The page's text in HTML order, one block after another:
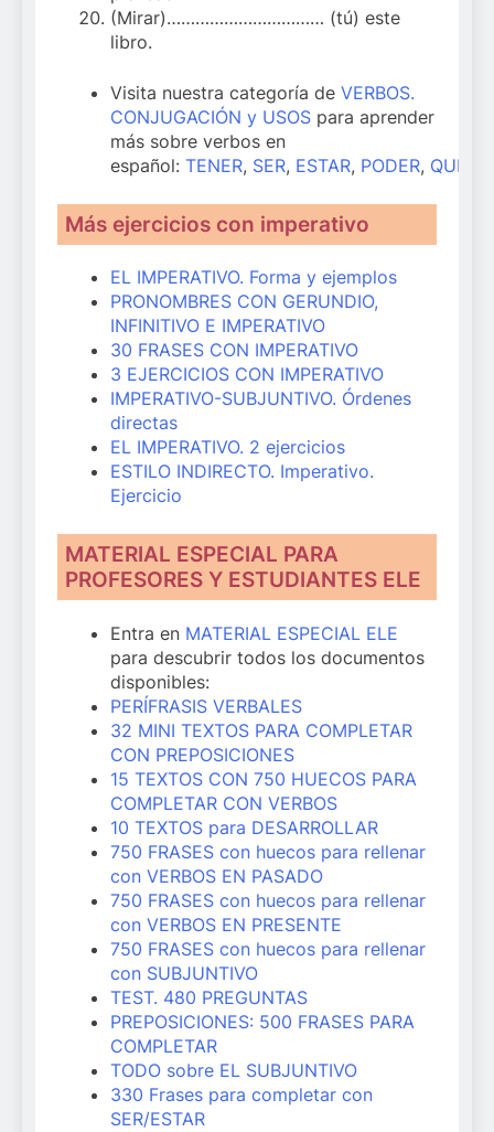
(Mirar)…………………………… (tú) este
libro.
Visita nuestra categoría de VERBOS.
CONJUGACIÓN y USOS para aprender
más sobre verbos en
español: TENER, SER, ESTAR, PODER,
Más ejercicios con imperativo
EL IMPERATIVO. Forma y ejemplos
PRONOMBRES CON GERUNDIO,
INFINITIVO E IMPERATIVO
30 FRASES CON IMPERATIVO
3 EJERCICIOS CON IMPERATIVO
IMPERATIVO-SUBJUNTIVO. Órdenes
directas
EL IMPERATIVO. 2 ejercicios
ESTILO INDIRECTO. Imperativo.
Ejercicio
MATERIAL ESPECIAL PARA
PROFESORES Y ESTUDIANTES ELE
Entra en MATERIAL ESPECIAL ELE
para descubrir todos los documentos
disponibles:
PERÍFRASIS VERBALES
32 MINI TEXTOS PARA COMPLETAR
CON PREPOSICIONES
15 TEXTOS CON 750 HUECOS PARA
COMPLETAR CON VERBOS
10 TEXTOS para DESARROLLAR
750 FRASES con huecos para rellenar
con VERBOS EN PASADO
750 FRASES con huecos para rellenar
con VERBOS EN PRESENTE
750 FRASES con huecos para rellenar
con SUBJUNTIVO
TEST. 480 PREGUNTAS
PREPOSICIONES: 500 FRASES PARA
COMPLETAR
TODO sobre EL SUBJUNTIVO
330 Frases para completar con
SER/ESTAR